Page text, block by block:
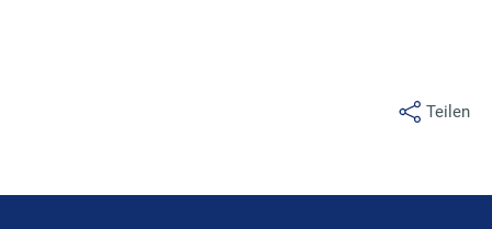
Teilen